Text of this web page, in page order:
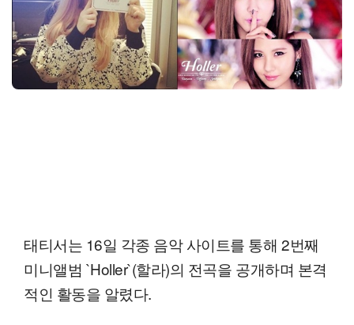
태티서는 16일 각종 음악 사이트를 통해 2번째
미니앨범 `Holler`(할라)의 전곡을 공개하며 본격
적인 활동을 알렸다.